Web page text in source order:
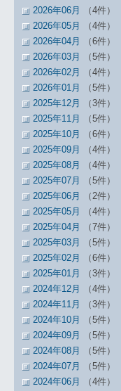
2026年06月
（4件）
2026年05月
（4件）
2026年04月
（6件）
2026年03月
（5件）
2026年02月
（4件）
2026年01月
（5件）
2025年12月
（3件）
2025年11月
（5件）
2025年10月
（6件）
2025年09月
（4件）
2025年08月
（4件）
2025年07月
（5件）
2025年06月
（2件）
2025年05月
（4件）
2025年04月
（7件）
2025年03月
（5件）
2025年02月
（6件）
2025年01月
（3件）
2024年12月
（4件）
2024年11月
（3件）
2024年10月
（5件）
2024年09月
（5件）
2024年08月
（5件）
2024年07月
（5件）
2024年06月
（4件）